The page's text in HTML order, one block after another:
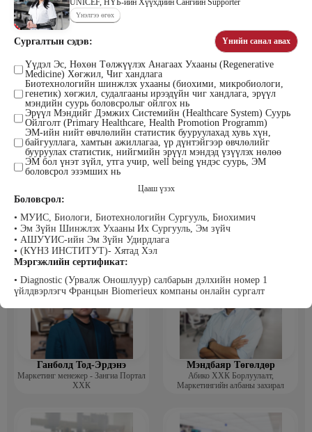
UNIСЕF, НҮБ-ийн Хүүхдийн Сангийн Supporter
Үнэлгээ өгөх
Сургалтын сэдэв: Үнийн санал авах
Үүдэл Эс, Нөхөн Төлжүүлэх Анагаах Ухааны (Regenerative
Medicine) Хөгжил, Чиг хандлага
Биотехнологийн шинжлэх ухааны (биохими, микробиологи,
генетик) хөгжил, судалгааны ирээдүйн чиг хандлага, эрүүл
мэндийн суурь боловсролыг ойлгох нь
Эрүүл Мэндийг Дэмжих Системийн (Healthcare System) Суурь
Ойлголт (Primary Healthcare, Health Promotion Programm)
ЭМ-ийн нийт өвчлөлийн статистик бууруулахад хувь хүн,
байгууллага, хамтын ажиллагаа, үр дүнтэйгээр өвчлөлийг
бууруулах статистик, нийгмийн эрүүл мэндэд үзүүлэх нөлөө
ЭМ бол үнэт зүйл, утга учир, well being үндэс суурь, ЭМ
боловсрол эзэмших нь
Цааш үзэх
Боловсрол:
• МУИС, Биологи, Биотехнологийн Сургууль, Биохимич
• Эм Зүйн Шинжлэх Ухааны Их Сургууль, Эм зүйч
• АШУҮИС-ийн Эм Зүйн Удирдлага
• (КҮНЗ ИНСТИТУТ)- Хятад Хэл
Мэргэжлийн сертификат:
• Diagnostic (Урвалж Оношлуур) салбарын дэлхийн номер 1
үйлдвэрлэгч Францын Biomerieux компаны онлайн сургалт
• Harvard Medical School- Biochemistry, Microbiology Course
• МУИС-ийн Ахисан Түвшний Сургууль (HPLC-ийн мэргэшсэн
мэргэжлийн сургалт)
• SUPERJUMP-Олон Улсын Оюуны Дасгалжуулагч
• ESP Foundation, Eva Institute-IELTS Course
• ‘’Шилийн Шонхор’’ ХХК Захирал
• ‘’DGB’’ LLC-Биохимич, Эмзүйч, Гадаад Харилцааны
Наран анд консалтинг” ХХК-ийн
Захирал
Бээжин Солонгоо
Франклинкови Монгол ХХК
трэйнер, олон улсын сургагч багш,
сэтгэлзүйч
Прус Центр ХХК-ийн Хяналт
шинжилгээ үнэлгээний дарга
ISO4500; ISO9001 нэгдсэн
тогтолцооны хэрэгжүүлэгч
Болор Үйлсийн Үндэс ТББ-ийн
үүсгэн байгуулагч, Зүрх сэтгэлийн
карьер сургалтын төвийн нийгмийн
Ганболд Тод-Эрдэнэ
Маркетинг менежер - Зангиа Портал
ХХК
Мэндбаяр Төгөлдөр
Абико ХХК Борлуулалт,
Маркетингийн албаны захирал